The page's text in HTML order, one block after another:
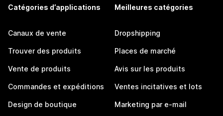
Catégories d’applications
Canaux de vente
Trouver des produits
Vente de produits
Commandes et expéditions
Design de boutique
Meilleures catégories
Dropshipping
Places de marché
Avis sur les produits
Ventes incitatives et lots
Marketing par e-mail